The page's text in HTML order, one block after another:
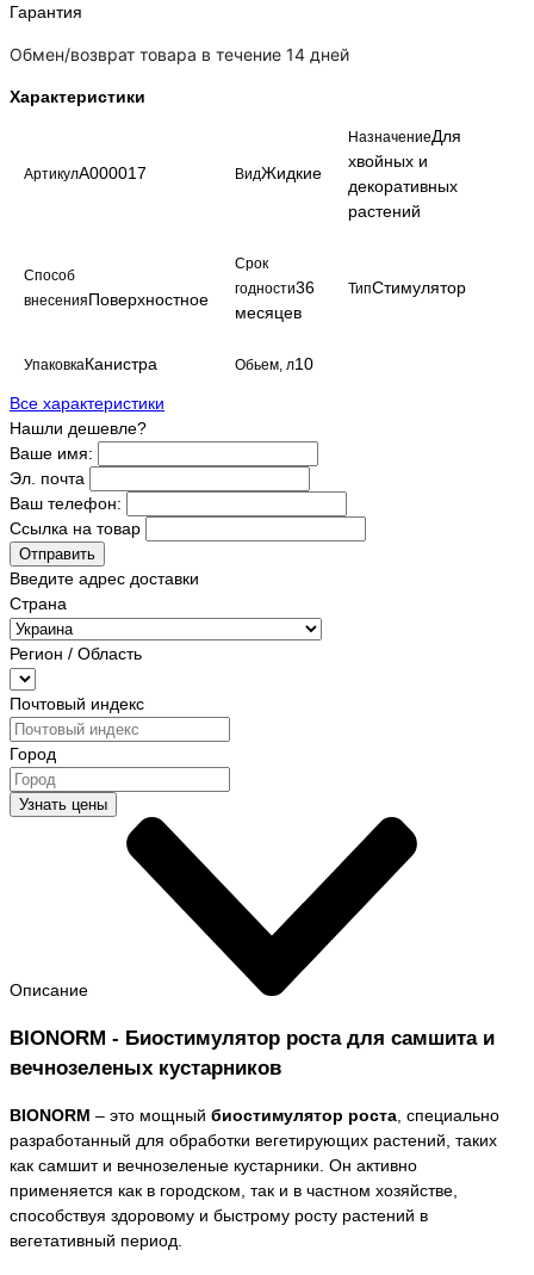
Гарантия
Обмен/возврат товара в течение 14 дней
Характеристики
АртикулA000017 ВидЖидкие
НазначениеДля
хвойных и
декоративных
растений
Способ
внесенияПоверхностное
Срок
годности36
месяцев
ТипСтимулятор
УпаковкаКанистра Обьем, л10
Все характеристики
Нашли дешевле?
Ваше имя:
Эл. почта
Ваш телефон:
Ссылка на товар
Отправить
Введите адрес доставки
Страна
Регион / Область
Почтовый индекс
Город
Узнать цены
Описание
BIONORM - Биостимулятор роста для самшита и
вечнозеленых кустарников
BIONORM – это мощный биостимулятор роста , специально
разработанный для обработки вегетирующих растений, таких
как самшит и вечнозеленые кустарники. Он активно
применяется как в городском, так и в частном хозяйстве,
способствуя здоровому и быстрому росту растений в
вегетативный период.